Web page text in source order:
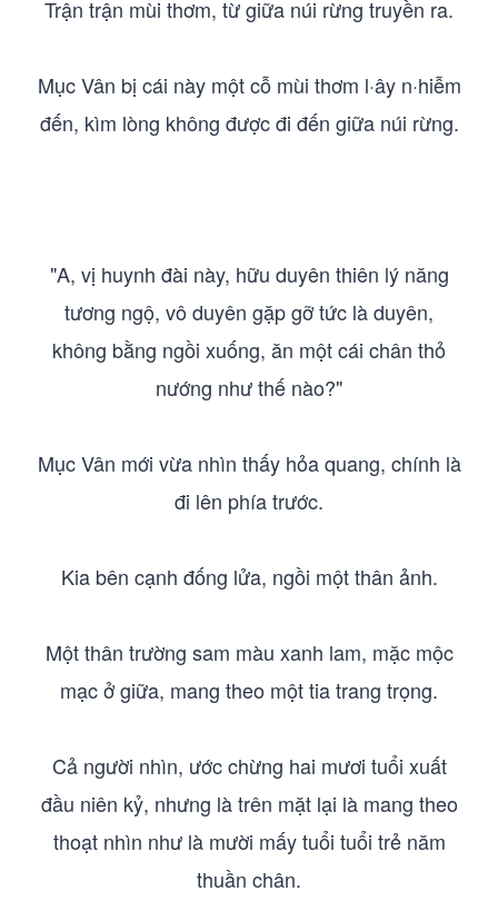
Trận trận mùi thơm, từ giữa núi rừng truyền ra.
Mục Vân bị cái này một cỗ mùi thơm l·ây n·hiễm
đến, kìm lòng không được đi đến giữa núi rừng.
"A, vị huynh đài này, hữu duyên thiên lý năng
tương ngộ, vô duyên gặp gỡ tức là duyên,
không bằng ngồi xuống, ăn một cái chân thỏ
nướng như thế nào?"
Mục Vân mới vừa nhìn thấy hỏa quang, chính là
đi lên phía trước.
Kia bên cạnh đống lửa, ngồi một thân ảnh.
Một thân trường sam màu xanh lam, mặc mộc
mạc ở giữa, mang theo một tia trang trọng.
Cả người nhìn, ước chừng hai mươi tuổi xuất
đầu niên kỷ, nhưng là trên mặt lại là mang theo
thoạt nhìn như là mười mấy tuổi tuổi trẻ năm
thuần chân.